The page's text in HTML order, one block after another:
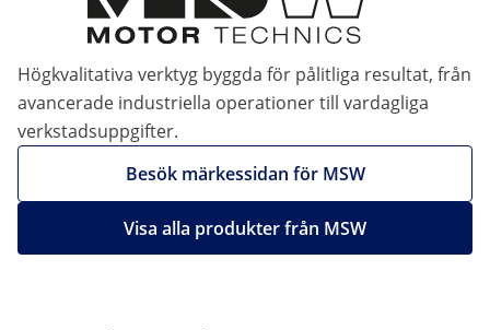
Högkvalitativa verktyg byggda för pålitliga resultat, från
avancerade industriella operationer till vardagliga
verkstadsuppgifter.
Besök märkessidan för MSW
Visa alla produkter från MSW